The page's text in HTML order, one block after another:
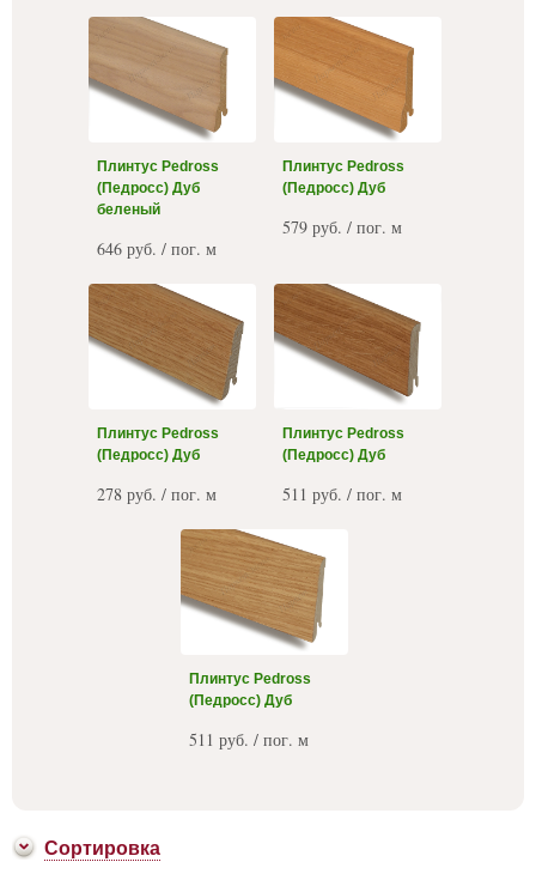
Плинтус Pedross
(Педросс) Дуб
беленый
646 руб. / пог. м
Плинтус Pedross
(Педросс) Дуб
579 руб. / пог. м
Плинтус Pedross
(Педросс) Дуб
278 руб. / пог. м
Плинтус Pedross
(Педросс) Дуб
511 руб. / пог. м
Плинтус Pedross
(Педросс) Дуб
511 руб. / пог. м
Сортировка